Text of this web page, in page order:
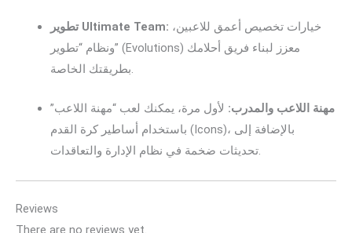
تطوير Ultimate Team:
ونظام “تطوير” (Evolutions) معزز لبناء فريق أحلامك
بطريقتك الخاصة.
مهنة اللاعب والمدرب: لأول مرة، يمكنك لعب “مهنة اللاعب”
باستخدام أساطير كرة القدم (Icons)، بالإضافة إلى
تحديثات ضخمة في نظام الإدارة والتعاقدات.
Reviews
There are no reviews yet.